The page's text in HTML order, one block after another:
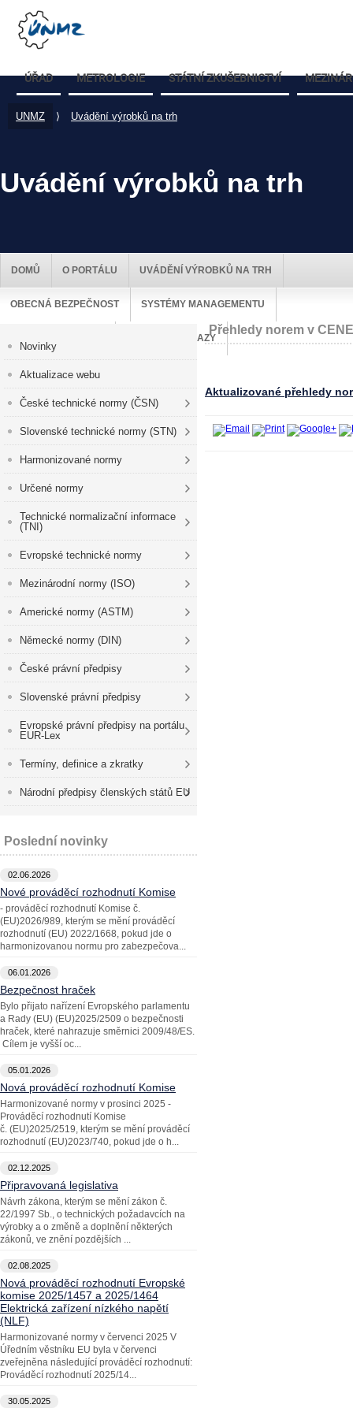
ÚŘAD METROLOGIE STÁTNÍ ZKUŠEBNICTVÍ
UNMZ ⟩ Uvádění výrobků na trh
Uvádění výrobků na trh
DOMŮ O PORTÁLU UVÁDĚNÍ VÝROBKŮ NA TRH
OBECNÁ BEZPEČNOST SYSTÉMY MANAGEMENTU
UŽITEČNÉ ODKAZY
Novinky
Aktualizace webu
České technické normy (ČSN)
Slovenské technické normy (STN)
Harmonizované normy
Určené normy
Technické normalizační informace
(TNI)
Evropské technické normy
Mezinárodní normy (ISO)
Americké normy (ASTM)
Německé normy (DIN)
České právní předpisy
Slovenské právní předpisy
Evropské právní předpisy na portálu
EUR-Lex
Termíny, definice a zkratky
Národní předpisy členských států EU
Poslední novinky
02.06.2026
Nové prováděcí rozhodnutí Komise
- prováděcí rozhodnutí Komise č.
(EU)2026/989, kterým se mění prováděcí
rozhodnutí (EU) 2022/1668, pokud jde o
harmonizovanou normu pro zabezpečova...
06.01.2026
Bezpečnost hraček
Bylo přijato nařízení Evropského parlamentu
a Rady (EU) (EU)2025/2509 o bezpečnosti
hraček, které nahrazuje směrnici 2009/48/ES.
Cílem je vyšší oc...
05.01.2026
Nová prováděcí rozhodnutí Komise
Harmonizované normy v prosinci 2025 -
Prováděcí rozhodnutí Komise
č. (EU)2025/2519, kterým se mění prováděcí
rozhodnutí (EU)2023/740, pokud jde o h...
02.12.2025
Připravovaná legislativa
Návrh zákona, kterým se mění zákon č.
22/1997 Sb., o technických požadavcích na
výrobky a o změně a doplnění některých
zákonů, ve znění pozdějších ...
02.08.2025
Nová prováděcí rozhodnutí Evropské
komise 2025/1457 a 2025/1464
Elektrická zařízení nízkého napětí
(NLF)
Harmonizované normy v červenci 2025 V
Úředním věstníku EU byla v červenci
zveřejněna následující prováděcí rozhodnutí:
Prováděcí rozhodnutí 2025/14...
30.05.2025
Přehledy norem v
Aktualizované přehledy